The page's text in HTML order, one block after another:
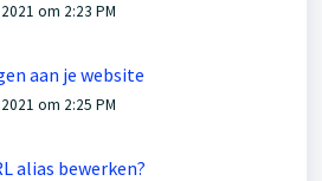
om 2:23 PM
aan je website
om 2:25 PM
alias bewerken?